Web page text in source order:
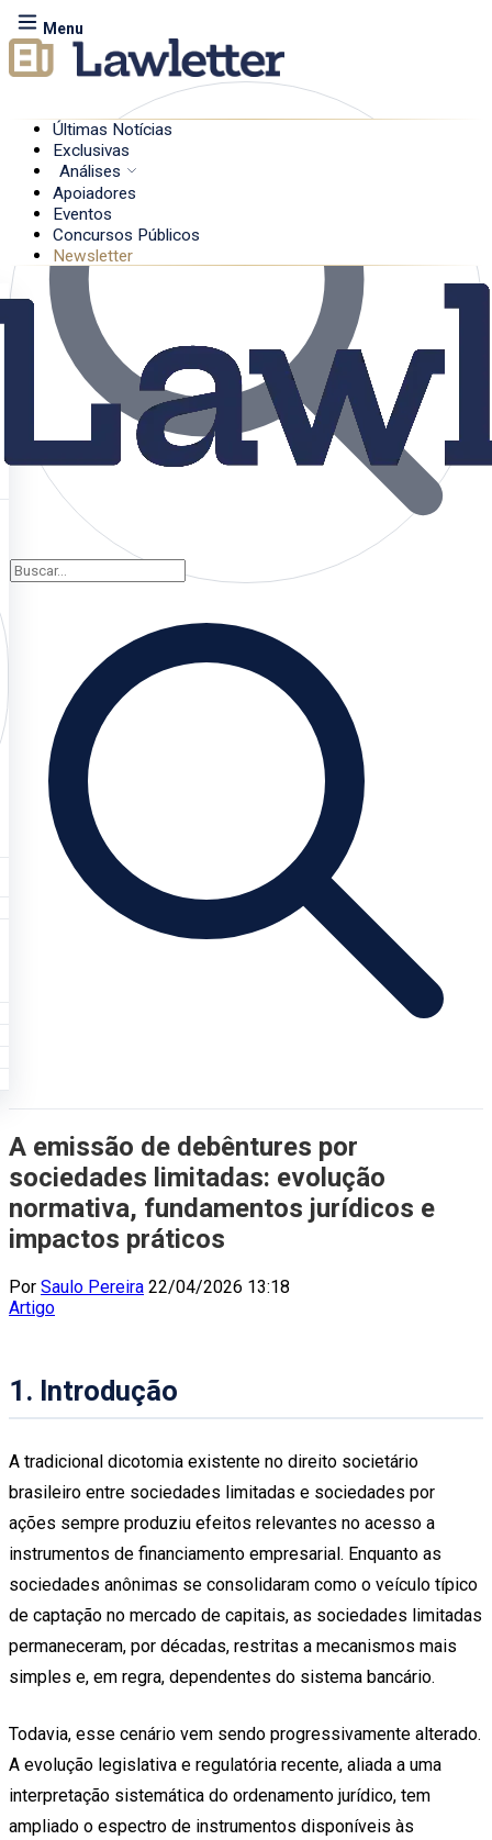
Menu
Últimas Notícias
Exclusivas
Análises
Apoiadores
Eventos
Concursos Públicos
Newsletter
A emissão de debêntures por
sociedades limitadas: evolução
normativa, fundamentos jurídicos e
impactos práticos
Por Saulo Pereira 22/04/2026 13:18
Artigo
1. Introdução
A tradicional dicotomia existente no direito societário
brasileiro entre sociedades limitadas e sociedades por
ações sempre produziu efeitos relevantes no acesso a
instrumentos de financiamento empresarial. Enquanto as
sociedades anônimas se consolidaram como o veículo típico
de captação no mercado de capitais, as sociedades limitadas
permaneceram, por décadas, restritas a mecanismos mais
simples e, em regra, dependentes do sistema bancário.
Todavia, esse cenário vem sendo progressivamente alterado.
A evolução legislativa e regulatória recente, aliada a uma
interpretação sistemática do ordenamento jurídico, tem
ampliado o espectro de instrumentos disponíveis às